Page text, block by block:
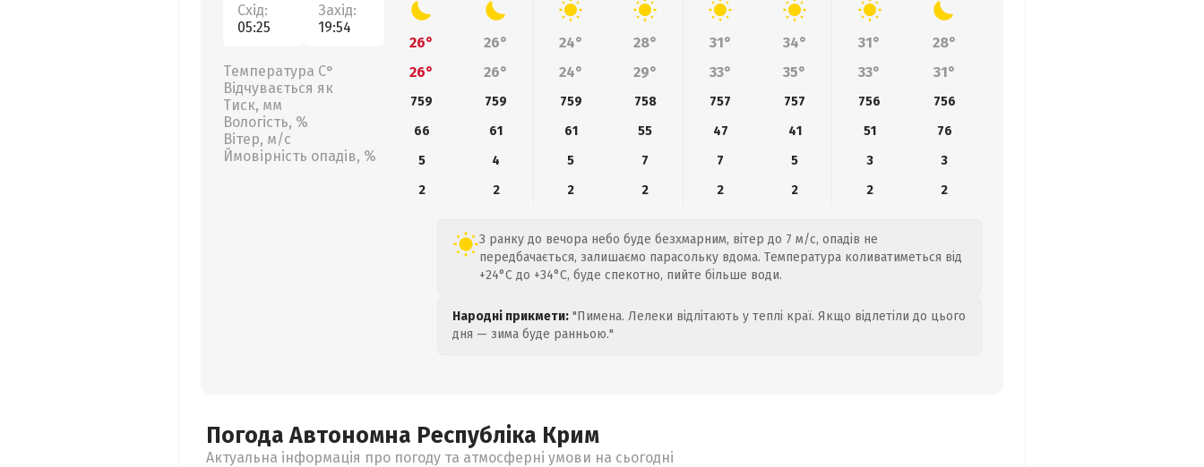
Схід:
05:25
Захід:
19:54
Температура С°
Відчувається як
Тиск, мм
Вологість, %
Вітер, м/с
Ймовірність опадів, %
26° 26° 24° 28° 31° 34° 31°
28°
26°
26° 24° 29° 33° 35° 33° 31°
759 759 759 758 757 757 756
756
66
61 61 55 47 41 51
76
5
4 5 7 7 5 3
3
2
2 2 2 2 2 2 2
З ранку до вечора небо буде безхмарним, вітер до 7 м/с, опадів не
передбачається, залишаємо парасольку вдома. Температура коливатиметься від
+24°C до +34°C, буде спекотно, пийте більше води.
Народні прикмети: "Пимена. Лелеки відлітають у теплі краї. Якщо відлетіли до цього
дня — зима буде ранньою."
Погода Автономна Республіка Крим
Актуальна інформація про погоду та атмосферні умови на сьогодні